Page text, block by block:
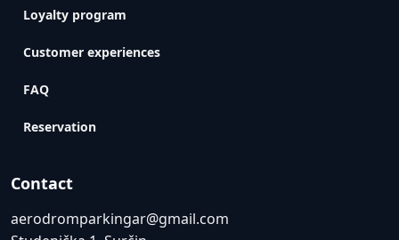
Loyalty program
Customer experiences
FAQ
Reservation
Contact
aerodromparkingar@gmail.com